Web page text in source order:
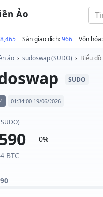
Sàn giao dịch:966 Vốn hóa:
Ảo
ảo › sudoswap (SUDO) › Biểu đồ
SUDO
01:34:00 19/06/2026
0%
BTC